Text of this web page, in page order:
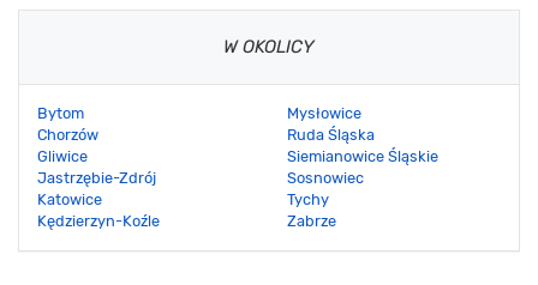
W OKOLICY
Bytom
Chorzów
Gliwice
Jastrzębie-Zdrój
Katowice
Kędzierzyn-Koźle
Mysłowice
Ruda Śląska
Siemianowice Śląskie
Sosnowiec
Tychy
Zabrze